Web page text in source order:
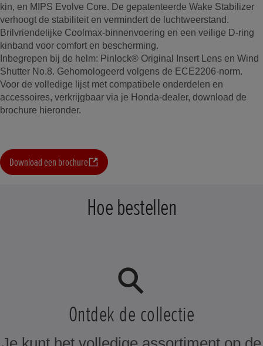
kin, en MIPS Evolve Core. De gepatenteerde Wake Stabilizer
verhoogt de stabiliteit en vermindert de luchtweerstand.
Brilvriendelijke Coolmax-binnenvoering en een veilige D-ring
kinband voor comfort en bescherming.
Inbegrepen bij de helm: Pinlock® Original Insert Lens en Wind
Shutter No.8. Gehomologeerd volgens de ECE2206-norm.
Voor de volledige lijst met compatibele onderdelen en
accessoires, verkrijgbaar via je Honda-dealer, download de
brochure hieronder.
Download een brochure
Hoe bestellen
Ontdek de collectie